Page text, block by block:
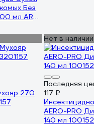
Без
мл AR-
270
Нет в наличии
Последняя
117 ₽
AERO-PRO
140 мл 100152